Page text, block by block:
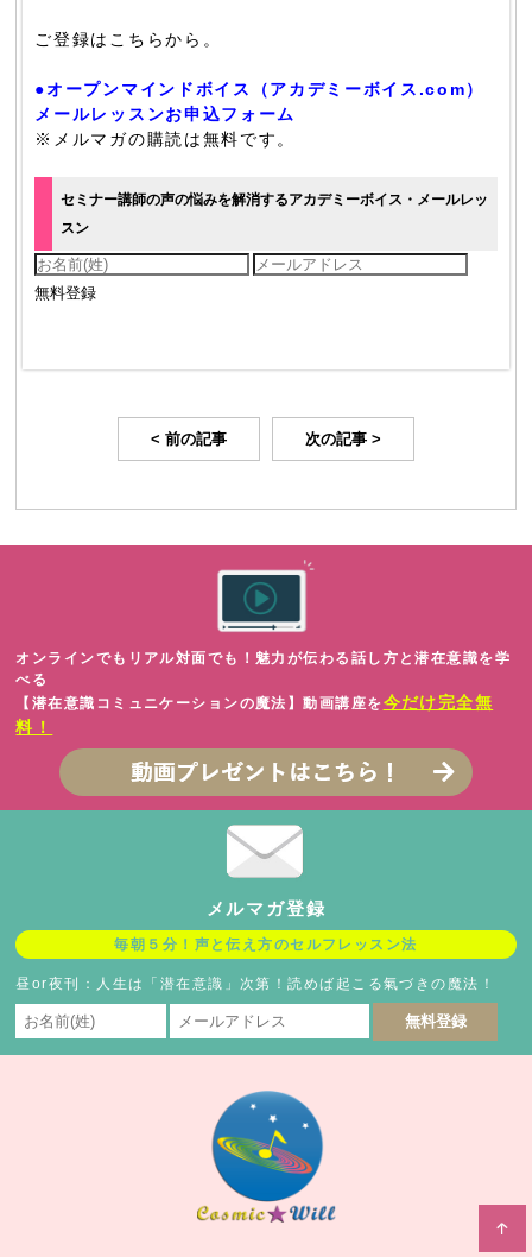
ご登録はこちらから。
●オープンマインドボイス（アカデミーボイス.com）
メールレッスンお申込フォーム
※メルマガの購読は無料です。
セミナー講師の声の悩みを解消するアカデミーボイス・メールレッ
スン
< 前の記事 次の記事 >
オンラインでもリアル対面でも！魅力が伝わる話し方と潜在意識を学
べる
【潜在意識コミュニケーションの魔法】動画講座を今だけ完全無
料！
メルマガ登録
毎朝５分！声と伝え方のセルフレッスン法
昼or夜刊：人生は「潜在意識」次第！読めば起こる氣づきの魔法！